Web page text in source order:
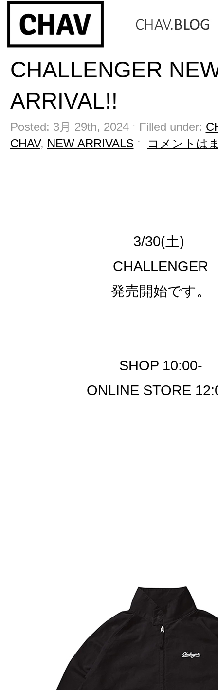
CHALLENGER
ARRIVAL!!
Posted: 3月 29th, 2024 ˑ Filled under:
CHAV, NEW ARRIVALS ˑ コメントは
3/30(土)
CHALLENGER
発売開始です。
SHOP 10:00-
ONLINE STORE